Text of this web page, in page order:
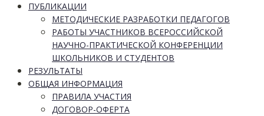
ПУБЛИКАЦИИ
МЕТОДИЧЕСКИЕ РАЗРАБОТКИ ПЕДАГОГОВ
РАБОТЫ УЧАСТНИКОВ ВСЕРОССИЙСКОЙ
НАУЧНО-ПРАКТИЧЕСКОЙ КОНФЕРЕНЦИИ
ШКОЛЬНИКОВ И СТУДЕНТОВ
РЕЗУЛЬТАТЫ
ОБЩАЯ ИНФОРМАЦИЯ
ПРАВИЛА УЧАСТИЯ
ДОГОВОР-ОФЕРТА